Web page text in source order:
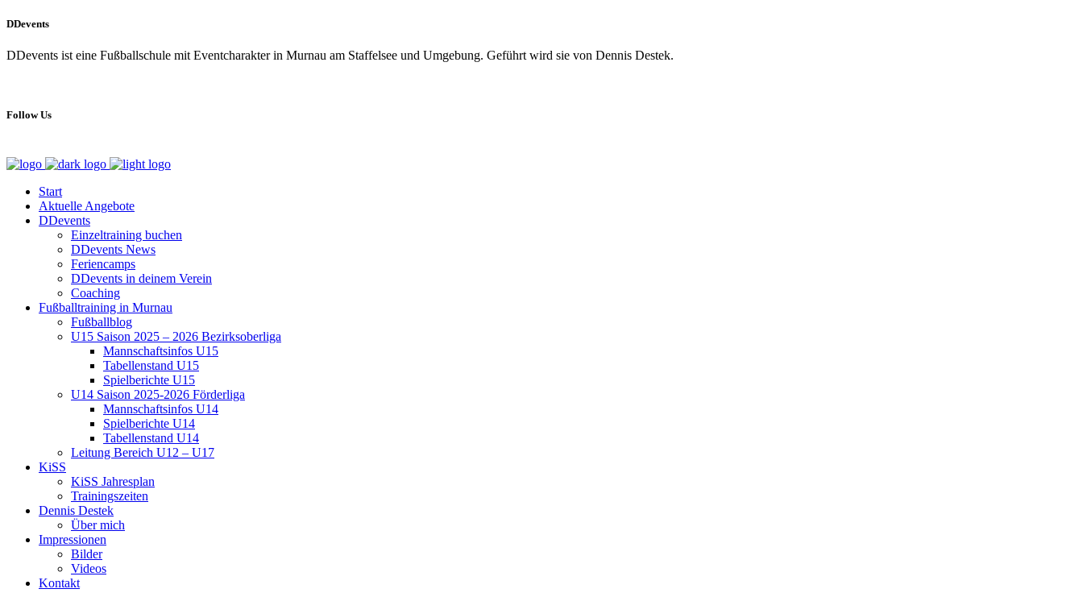
DDevents
DDevents ist eine Fußballschule mit Eventcharakter in Murnau am Staffelsee und Umgebung. Geführt wird sie von Dennis Destek.
Follow Us
Start
Aktuelle Angebote
DDevents
Einzeltraining buchen
DDevents News
Feriencamps
DDevents in deinem Verein
Coaching
Fußballtraining in Murnau
Fußballblog
U15 Saison 2025 – 2026 Bezirksoberliga
Mannschaftsinfos U15
Tabellenstand U15
Spielberichte U15
U14 Saison 2025-2026 Förderliga
Mannschaftsinfos U14
Spielberichte U14
Tabellenstand U14
Leitung Bereich U12 – U17
KiSS
KiSS Jahresplan
Trainingszeiten
Dennis Destek
Über mich
Impressionen
Bilder
Videos
Kontakt